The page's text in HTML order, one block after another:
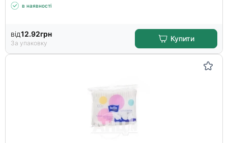
в наявності
від12.92грн
За упаковку
Купити